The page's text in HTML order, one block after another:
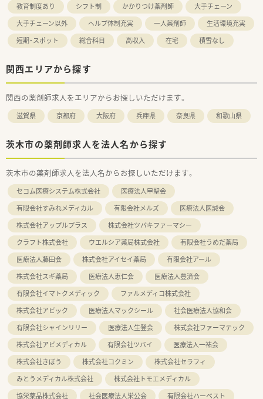
教育制度あり
シフト制 かかりつけ薬剤師
大手チェーン
大手チェーン以外
ヘルプ体制充実 一人薬剤師
生活環境充実
短期・スポット
総合科目 高収入 在宅 積雪なし
関西エリアから探す
関西の薬剤師求人をエリアからお探しいただけます。
滋賀県 京都府 大阪府 兵庫県 奈良県 和歌山県
茨木市の薬剤師求人を法人名から探す
茨木市の薬剤師求人を法人名からお探しいただけます。
セコム医療システム株式会社
医療法人甲聖会
有限会社すみれメディカル
有限会社メルズ
医療法人医誠会
株式会社アップルプラス
株式会社ツバキファーマシー
クラフト株式会社
ウエルシア薬局株式会社
有限会社うめだ薬局
医療法人藤田会
株式会社アイセイ薬局
有限会社アール
株式会社スギ薬局
医療法人恵仁会
医療法人豊済会
有限会社イマトクメディック
ファルメディコ株式会社
株式会社アビック
医療法人マックシール
社会医療法人協和会
有限会社シャインリリー
医療法人生登会
株式会社ファーマテック
株式会社アビメディカル
有限会社ツバイ
医療法人一祐会
株式会社きぼう
株式会社コクミン
株式会社セラフィ
みとうメディカル株式会社
株式会社トモエメディカル
協栄薬品株式会社
社会医療法人栄公会
有限会社ハーベスト